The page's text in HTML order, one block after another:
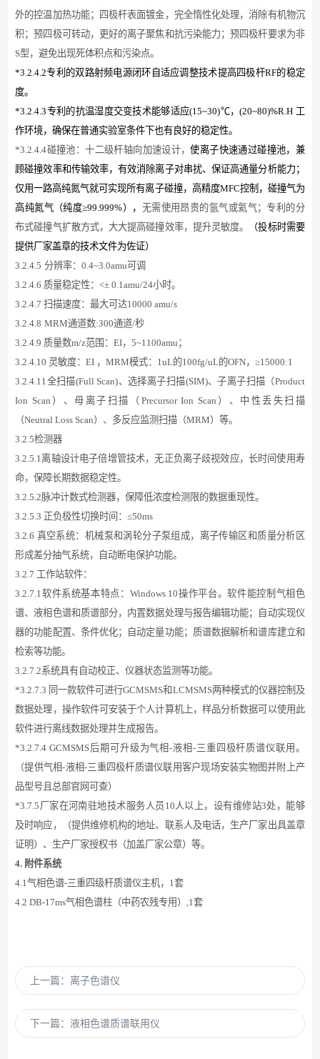
外的控温加热功能；四极杆表面镀金，完全惰性化处理，消除有机物沉
积；预四极可转动，更好的离子聚焦和抗污染能力；预四极杆要求为非
S型，避免出现死体积点和污染点。
*3.2.4.2专利的双路射频电源闭环自适应调整技术提高四极杆RF的稳定
度。
*3.2.4.3专利的抗温湿度交变技术能够适应(15~30)℃，(20~80)%R.H 工
作环境，确保在普通实验室条件下也有良好的稳定性。
*3.2.4.4碰撞池：十二级杆轴向加速设计，使离子快速通过碰撞池，兼
顾碰撞效率和传输效率，有效消除离子对串扰、保证高通量分析能力；
仅用一路高纯氮气就可实现所有离子碰撞，高精度MFC控制，碰撞气为
高纯氮气（纯度≥99.999%）， 无需使用昂贵的氩气或氦气；专利的分
布式碰撞气扩散方式，大大提高碰撞效率，提升灵敏度。
（投标时需要
提供厂家盖章的技术文件为佐证）
3.2.4.5 分辨率：0.4~3.0amu可调
3.2.4.6 质量稳定性：<± 0.1amu/24小时。
3.2.4.7 扫描速度：最大可达10000 amu/s
3.2.4.8 MRM通道数:300通道/秒
3.2.4.9 质量数m/z范围：EI，5~1100amu；
3.2.4.10 灵敏度：EI ，MRM模式： 1uL的100fg/uL的OFN，≥15000:1
3.2.4.11全扫描(Full Scan)、选择离子扫描(SIM)、子离子扫描（Product
Ion Scan）、母离子扫描（Precursor Ion Scan）、中性丢失扫描
（Neutral Loss Scan）、多反应监测扫描（MRM）等。
3.2.5检测器
3.2.5.1离轴设计电子倍增管技术，无正负离子歧视效应，长时间使用寿
命，保障长期数据稳定性。
3.2.5.2脉冲计数式检测器，保障低浓度检测限的数据重现性。
3.2.5.3 正负极性切换时间：≤50ms
3.2.6 真空系统：机械泵和涡轮分子泵组成，离子传输区和质量分析区
形成差分抽气系统，自动断电保护功能。
3.2.7 工作站软件：
3.2.7.1软件系统基本特点：Windows 10操作平台。软件能控制气相色
谱、液相色谱和质谱部分，内置数据处理与报告编辑功能；自动实现仪
器的功能配置、条件优化；自动定量功能；质谱数据解析和谱库建立和
检索等功能。
3.2.7.2系统具有自动校正、仪器状态监测等功能。
*3.2.7.3 同一款软件可进行GCMSMS和LCMSMS两种模式的仪器控制及
数据处理，操作软件可安装于个人计算机上，样品分析数据可以使用此
软件进行离线数据处理并生成报告。
*3.2.7.4GCMSMS后期可升级为气相-液相-三重四极杆质谱仪联用。
（提供气相-液相-三重四极杆质谱仪联用客户现场安装实物图并附上产
品型号且总部官网可查）
*3.7.5厂家在河南驻地技术服务人员10人以上，设有维修站3处，能够
及时响应，（提供维修机构的地址、联系人及电话，生产厂家出具盖章
证明）、生产厂家授权书（加盖厂家公章）等。
4. 附件系统
4.1气相色谱-三重四级杆质谱仪主机，1套
4.2 DB-17ms气相色谱柱（中药农残专用）,1套
上一篇： 离子色谱仪
下一篇： 液相色谱质谱联用仪